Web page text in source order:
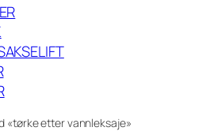
«tørke etter vannleksaje»